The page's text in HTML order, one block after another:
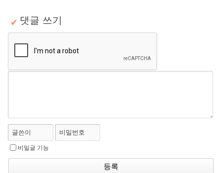
✔ 댓글 쓰기
글쓴이 비밀번호
비밀글 기능